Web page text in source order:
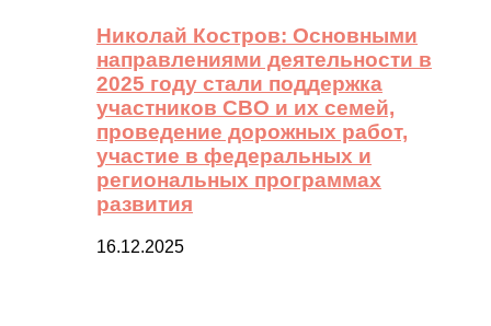
Николай Костров: Основными
направлениями деятельности в
2025 году стали поддержка
участников СВО и их семей,
проведение дорожных работ,
участие в федеральных и
региональных программах
развития
16.12.2025